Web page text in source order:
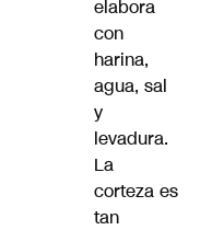
elabora
con
harina,
agua, sal
y
levadura.
La
corteza es
tan